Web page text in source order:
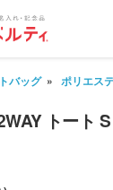
バッグ ポリエス
トート S